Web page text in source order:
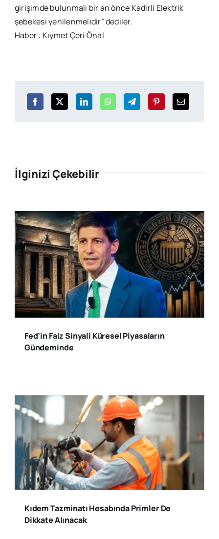
girişimde bulunmalı bir an önce Kadirli Elektrik
şebekesi yenilenmelidir” dediler.
Haber : Kıymet Çeri Önal
İlginizi Çekebilir
Fed’in Faiz Sinyali Küresel Piyasaların
Gündeminde
Kıdem Tazminatı Hesabında Primler De
Dikkate Alınacak